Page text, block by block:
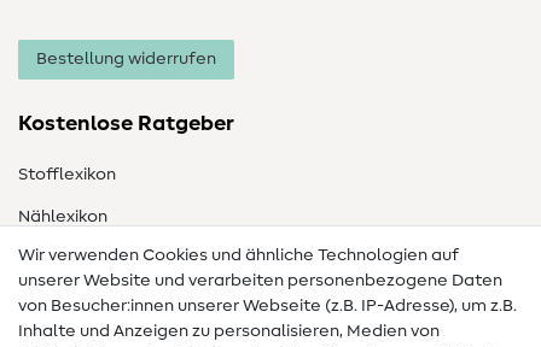
Bestellung widerrufen
Kostenlose Ratgeber
Stofflexikon
Nählexikon
Nähanleitungen
Hilfe & Kontakt
Wir verwenden Cookies und ähnliche Technologien auf
unserer Website und verarbeiten personenbezogene Daten
von Besucher:innen unserer Webseite (z.B. IP-Adresse), um z.B.
Inhalte und Anzeigen zu personalisieren, Medien von